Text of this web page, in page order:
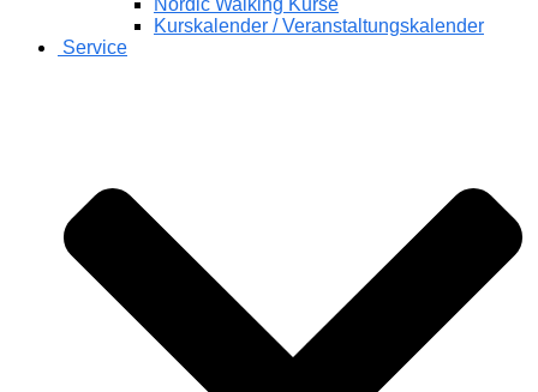
Kurskalender / Veranstaltungskalender
Service